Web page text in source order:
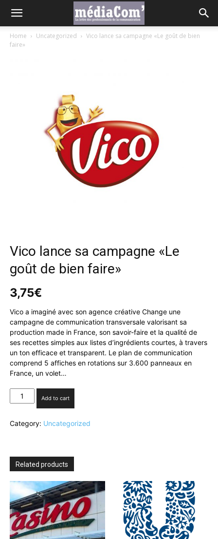
Home Uncategorized
Vico lance sa campagne «Le goût de bien
faire»
Vico lance sa campagne «Le
goût de bien faire»
3,75€
Vico a imaginé avec son agence créative Change une
campagne de communication transversale valorisant sa
production made in France, son savoir-faire et la qualité de
ses recettes simples aux listes d’ingrédients courtes, à travers
un ton efficace et transparent. Le plan de communication
comprend 5 affiches en rotations sur 3.600 panneaux en
France, un volet…
Vico
lance
campagne
bien
quantity
Add to cart
Category: Uncategorized
Related products